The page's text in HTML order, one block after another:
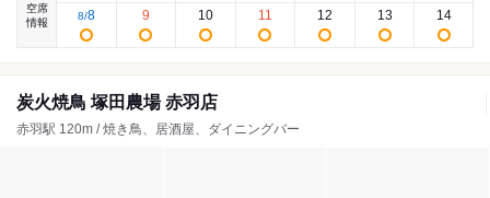
空席
情報
8/8 9 10 11 12 13 14
炭火焼鳥 塚田農場 赤羽店
赤羽駅 120m / 焼き鳥、居酒屋、ダイニングバー